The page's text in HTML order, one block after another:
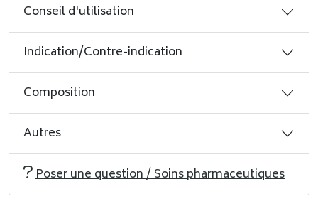
Conseil d'utilisation
Indication/Contre-indication
Composition
Autres
Poser une question / Soins pharmaceutiques